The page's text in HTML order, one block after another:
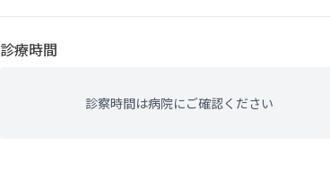
診療時間
診察時間は病院にご確認ください